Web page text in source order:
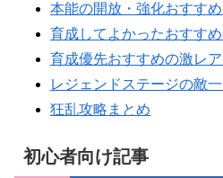
本能の開放・強化おすす
育成してよかったおすす
育成優先おすすめの激レ
レジェンドステージの敵
狂乱攻略まとめ
初心者向け記事